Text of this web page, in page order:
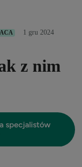
1 gru 2024
z nim